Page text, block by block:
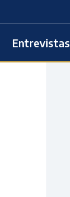
Entrevistas